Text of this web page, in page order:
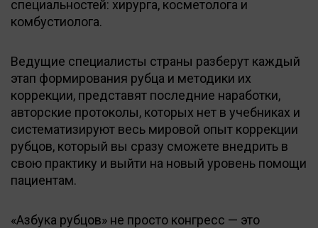
специальностей: хирурга, косметолога и
комбустиолога.
Ведущие специалисты страны разберут каждый
этап формирования рубца и методики их
коррекции, представят последние наработки,
авторские протоколы, которых нет в учебниках и
систематизируют весь мировой опыт коррекции
рубцов, который вы сразу сможете внедрить в
свою практику и выйти на новый уровень помощи
пациентам.
«Азбука рубцов» не просто конгресс — это